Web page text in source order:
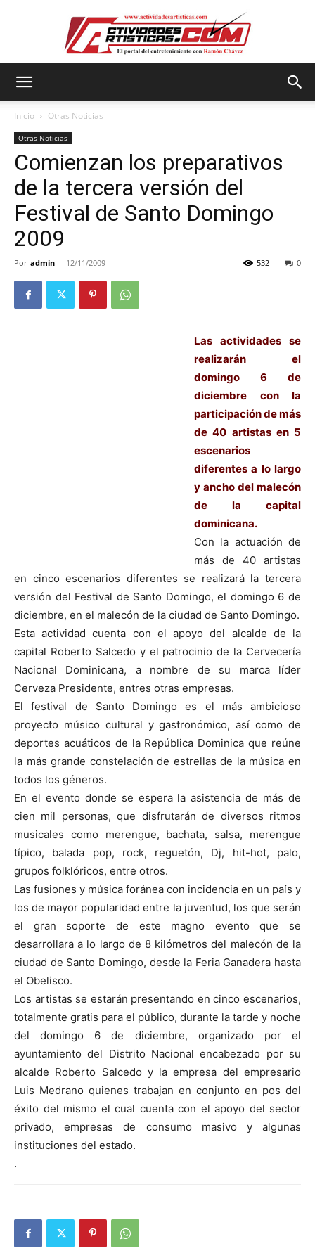
Inicio Otras Noticias
Otras Noticias
Comienzan los preparativos
de la tercera versión del
Festival de Santo Domingo
2009
Por admin - 12/11/2009 0
532
Las actividades se
realizarán el
domingo 6 de
diciembre con la
participación de más
de 40 artistas en 5
escenarios
diferentes a lo largo
y ancho del malecón
de la capital
dominicana.
Con la actuación de
más de 40 artistas
en cinco escenarios diferentes se realizará la tercera
versión del Festival de Santo Domingo, el domingo 6 de
diciembre, en el malecón de la ciudad de Santo Domingo.
Esta actividad cuenta con el apoyo del alcalde de la
capital Roberto Salcedo y el patrocinio de la Cervecería
Nacional Dominicana, a nombre de su marca líder
Cerveza Presidente, entres otras empresas.
El festival de Santo Domingo es el más ambicioso
proyecto músico cultural y gastronómico, así como de
deportes acuáticos de la República Dominica que reúne
la más grande constelación de estrellas de la música en
todos los géneros.
En el evento donde se espera la asistencia de más de
cien mil personas, que disfrutarán de diversos ritmos
musicales como merengue, bachata, salsa, merengue
típico, balada pop, rock, reguetón, Dj, hit-hot, palo,
grupos folklóricos, entre otros.
Las fusiones y música foránea con incidencia en un país y
los de mayor popularidad entre la juventud, los que serán
el gran soporte de este magno evento que se
desarrollara a lo largo de 8 kilómetros del malecón de la
ciudad de Santo Domingo, desde la Feria Ganadera hasta
el Obelisco.
Los artistas se estarán presentando en cinco escenarios,
totalmente gratis para el público, durante la tarde y noche
del domingo 6 de diciembre, organizado por el
ayuntamiento del Distrito Nacional encabezado por su
alcalde Roberto Salcedo y la empresa del empresario
Luis Medrano quienes trabajan en conjunto en pos del
éxito del mismo el cual cuenta con el apoyo del sector
privado, empresas de consumo masivo y algunas
instituciones del estado.
.